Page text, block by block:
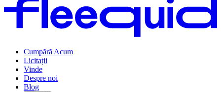
Cumpără Acum
Licitații
Vinde
Despre noi
Blog